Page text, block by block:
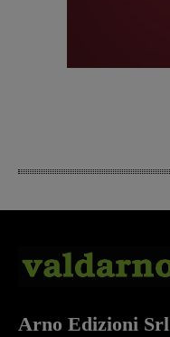
Arno Edizioni Srl